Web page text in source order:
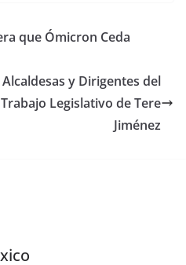
que Ómicron Ceda
y Dirigentes del
Legislativo de Tere
Jiménez